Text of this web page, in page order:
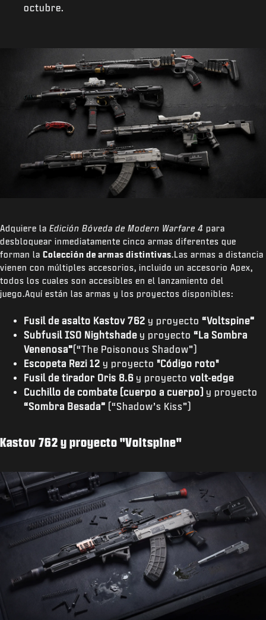
octubre.
Adquiere la Edición Bóveda de Modern Warfare 4 para
desbloquear inmediatamente cinco armas diferentes que
forman la Colección de armas distintivas.Las armas a distancia
vienen con múltiples accesorios, incluido un accesorio Apex,
todos los cuales son accesibles en el lanzamiento del
juego.Aquí están las armas y los proyectos disponibles:
Fusil de asalto Kastov 762 y proyecto “Voltspine”
Subfusil ISO Nightshade y proyecto “La Sombra
Venenosa”(“The Poisonous Shadow”)
Escopeta Rezi 12 y proyecto "Código roto"
Fusil de tirador Oris 8.6 y proyecto volt-edge
Cuchillo de combate (cuerpo a cuerpo) y proyecto
“Sombra Besada” (“Shadow’s Kiss”)
Kastov 762 y proyecto "Voltspine"